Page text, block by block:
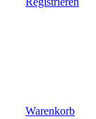
Warenkorb